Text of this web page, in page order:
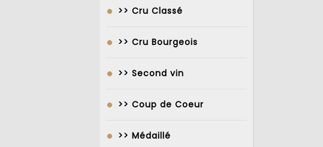
>> Cru Classé
>> Cru Bourgeois
>> Second vin
>> Coup de Coeur
>> Médaillé